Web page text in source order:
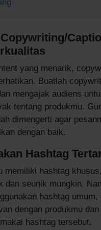
yang menarik,
Buatlah
mengajak audiens
tentang produkmu.
dimengerti agar
dengan baik.
Hashtag
memiliki hashtag
dan seunik mungkin.
hashtag
dengan produkmu
hashtag tersebut.